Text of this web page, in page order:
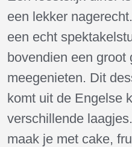
een lekker
een echt
bovendien een groot
meegenieten. Dit
komt uit de Engelse
verschillende
maak je met cake,